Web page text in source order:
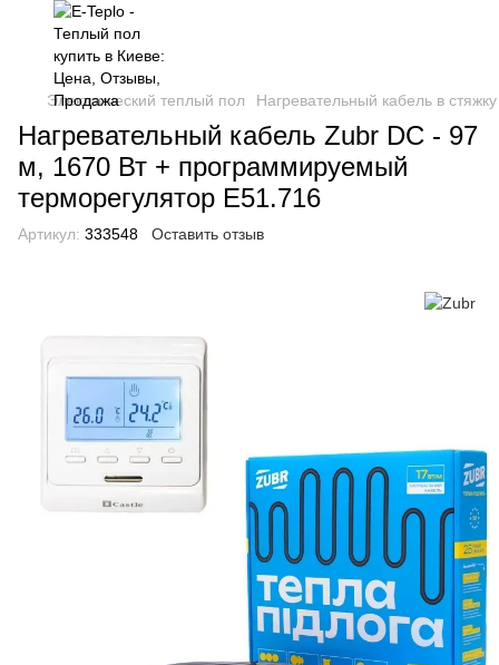
Электрический теплый пол Нагревательный кабель в стяжку
Нагревательный кабель Zubr DC - 97
м, 1670 Вт + программируемый
терморегулятор E51.716
Артикул: 333548 Оставить отзыв